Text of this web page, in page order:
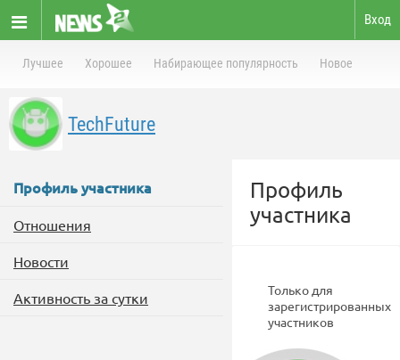
Вход
Лучшее Хорошее Набирающее популярность Новое
TechFuture
Профиль участника
Отношения
Новости
Активность за сутки
Профиль
участника
Только для
зарегистрированных
участников